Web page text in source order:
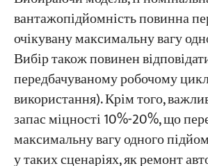
вантажопідйомність повинна
очікувану максимальну вагу
Вибір також повинен
передбачуваному робочому
використання). Крім того,
запас міцності 10%-20%, що
максимальну вагу одного
у таких сценаріях, як ремонт